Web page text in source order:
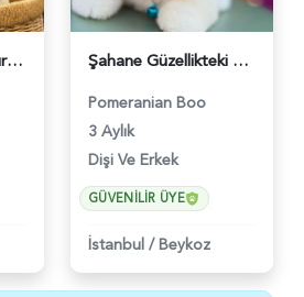
Sevimli Irk Gülen Surat Pomeranian Boo - 6038 Şahane Güzellikteki Pomeranian Boo Bebekler - 6028
Pomeranian Boo
3 Aylık
Dişi Ve Erkek
GÜVENILIR ÜYE
İstanbul / Beykoz